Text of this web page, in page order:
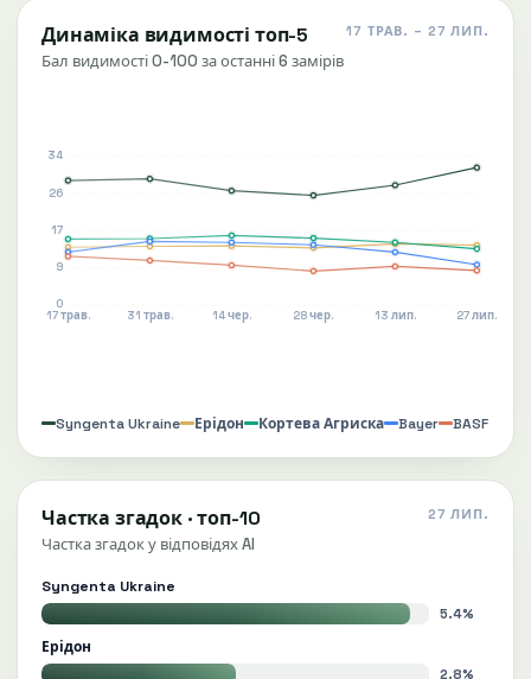
Динаміка видимості топ-5
Бал видимості 0-100 за останні 6 замірів
17 ТРАВ. – 27 ЛИП.
0
9
17
26
34
17 трав. 31 трав. 14 чер. 28 чер. 13 лип. 27 лип.
Syngenta Ukraine Ерідон Кортева Агриска Bayer BASF
Частка згадок · топ-10
Частка згадок у відповідях AI
27 ЛИП.
Syngenta Ukraine
5.4%
Ерідон
2.8%